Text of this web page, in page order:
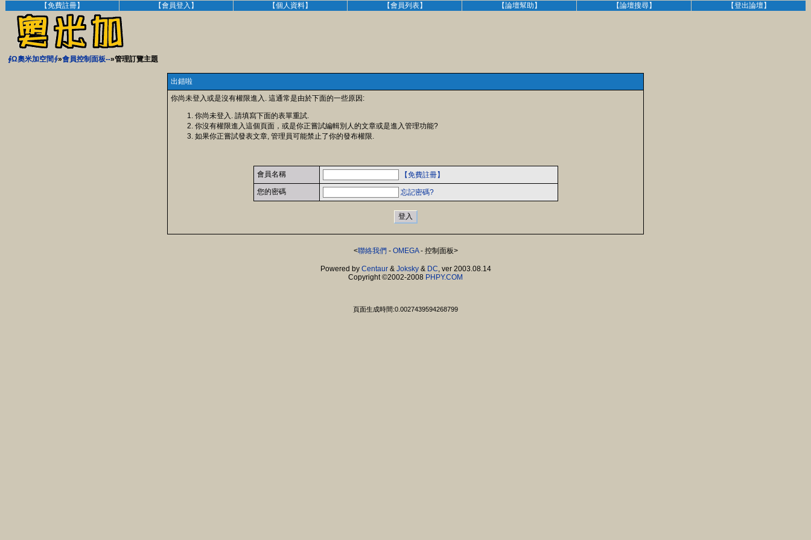
【免費註冊】 【會員登入】 【個人資料】 【會員列表】 【論壇幫助】 【論壇搜尋】 【登出論壇】
∮Ω奧米加空間∮»會員控制面板--»管理訂覽主題
出錯啦
你尚未登入或是沒有權限進入. 這通常是由於下面的一些原因:
你尚未登入. 請填寫下面的表單重試.
你沒有權限進入這個頁面，或是你正嘗試編輯別人的文章或是進入管理功能?
如果你正嘗試發表文章, 管理員可能禁止了你的發布權限.
會員名稱
【免費註冊】
您的密碼
忘記密碼?
<聯絡我們 - OMEGA- 控制面板>
Powered by Centaur& Joksky& DC, ver 2003.08.14
Copyright ©2002-2008 PHPY.COM
頁面生成時間:0.0027439594268799